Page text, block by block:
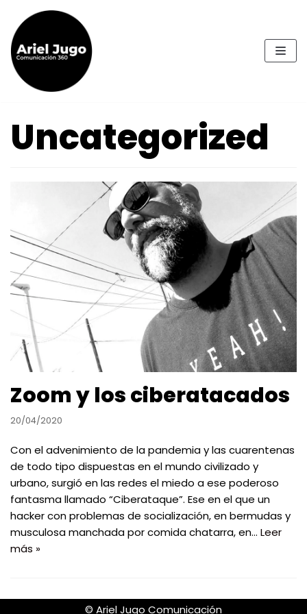
al
contenido
Uncategorized
Zoom y los ciberatacados
20/04/2020
Con el advenimiento de la pandemia y las cuarentenas
de todo tipo dispuestas en el mundo civilizado y
urbano, surgió en las redes el miedo a ese poderoso
fantasma llamado “Ciberataque”. Ese en el que un
hacker con problemas de socialización, en bermudas y
musculosa manchada por comida chatarra, en… Leer
más »
©️ Ariel Jugo Comunicación